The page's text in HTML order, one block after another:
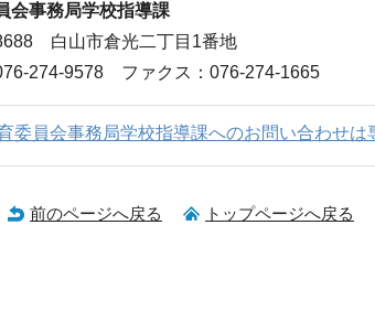
会事務局学校指導課
白山市倉光二丁目1番地
274-9578 ファクス：076-274-1665
委員会事務局学校指導課へのお問い合わせは
前のページへ戻る トップページへ戻る